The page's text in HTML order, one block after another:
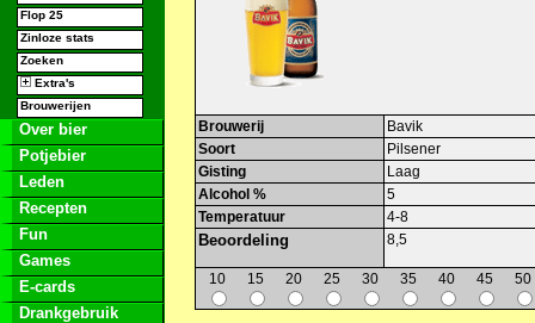
Flop 25
Zinloze stats
Zoeken
Extra's
Brouwerijen
Over bier
Potjebier
Leden
Recepten
Fun
Games
E-cards
Drankgebruik
Brouwerij
Bavik
Soort
Pilsener
Gisting
Laag
Alcohol %
5
Temperatuur
4-8
Beoordeling 8,5
10 15 20 25 30 35 40 45 50